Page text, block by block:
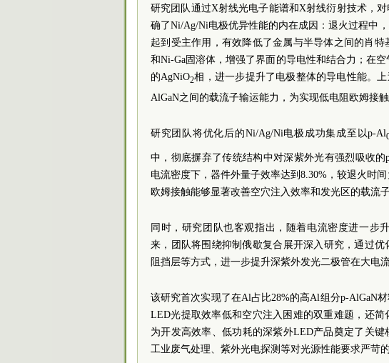
研究团队通过X射线光电子能谱和X射线衍射技术，
确了Ni/Ag/Ni电极优异性能的内在成因：退火过程中
起到受主作用，有效降低了金属与半导体之间的肖
和Ni-Ga固溶体，增强了界面的导电性和结合力；在
的AgNiO2相，进一步提升了电极整体的导电性能。
AlGaN之间的载流子输运能力，为实现低电阻欧姆接
研究团队将优化后的Ni/Ag/Ni电极成功集成至以p-Al
中，彻底摒弃了传统结构中对深紫外光有强烈吸收
电流密度下，器件外量子效率达到8.30%，较退火时
欧姆接触能够显著改善空穴注入效率和发光区的载流
同时，研究团队也客观指出，随着电流密度进一步
来，团队将围绕抑制俄歇复合展开深入研究，通过
阻挡层等方式，进一步提升深紫外发光二极管在大电
该研究首次实现了在Al占比28%的高Al组分p-AlGaN
LED光提取效率低和空穴注入困难的双重难题，还
为开发高效率、低功耗的深紫外LED产品奠定了关
工业废气处理、紫外光电探测等对光源性能要求严苛